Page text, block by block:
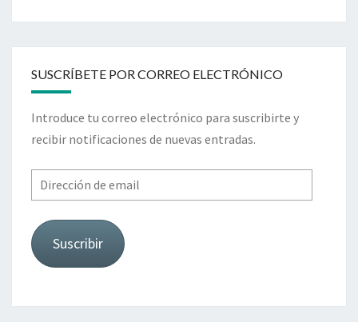
SUSCRÍBETE POR CORREO ELECTRÓNICO
Introduce tu correo electrónico para suscribirte y
recibir notificaciones de nuevas entradas.
Dirección
de
email
Suscribir